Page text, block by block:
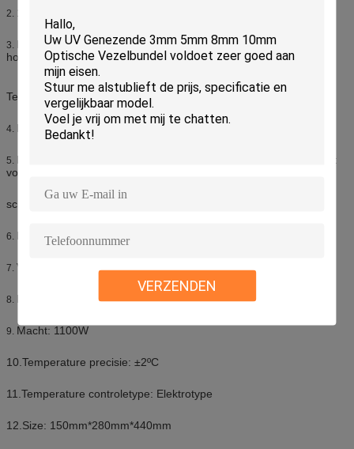
VERZENDEN
2.
3. Het systeem van de de temperatuurcontrole van de gebruiks
hoge precisie.
Temperatuur regelbaar van 0-160ºC met tolerantie van ±2ºC.
4. De aanwijzing van tijd en temperatuurcontrole is beschikbaar.
5. De inrichting is ruilbaar. De verrichting is gemakkelijk. Het is juist
voor divers
schakelaars met epoxylijm.
6. De kernen en de pasteien kunnen worden aangepast.
7. Voltage: AC220-240V,
8. Frequentie: 50/60Hz
9. Macht: 1100W
10.Temperature precisie: ±2ºC
11.Temperature controletype: Elektrotype
12.Size: 150mm*280mm*440mm